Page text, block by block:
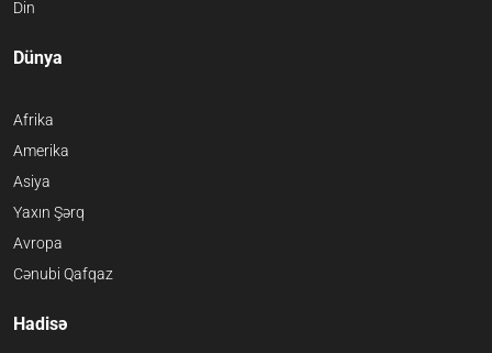
Din
Dünya
Afrika
Amerika
Asiya
Yaxın Şərq
Avropa
Cənubi Qafqaz
Hadisə